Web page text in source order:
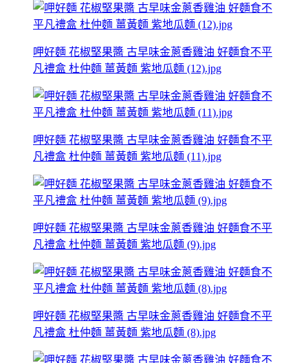
呷好麵 花椒堅果醬 古早味金蔥香雞油 好麵食不平
凡禮盒 杜仲麵 薑黃麵 紫地瓜麵 (12).jpg
呷好麵 花椒堅果醬 古早味金蔥香雞油 好麵食不平
凡禮盒 杜仲麵 薑黃麵 紫地瓜麵 (11).jpg
呷好麵 花椒堅果醬 古早味金蔥香雞油 好麵食不平
凡禮盒 杜仲麵 薑黃麵 紫地瓜麵 (9).jpg
呷好麵 花椒堅果醬 古早味金蔥香雞油 好麵食不平
凡禮盒 杜仲麵 薑黃麵 紫地瓜麵 (8).jpg